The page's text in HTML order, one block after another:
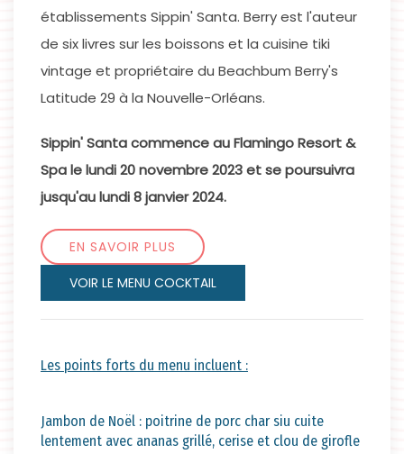
établissements Sippin' Santa. Berry est l'auteur
de six livres sur les boissons et la cuisine tiki
vintage et propriétaire du Beachbum Berry's
Latitude 29 à la Nouvelle-Orléans.
Sippin' Santa commence au Flamingo Resort &
Spa le lundi 20 novembre 2023 et se poursuivra
jusqu'au lundi 8 janvier 2024.
EN SAVOIR PLUS
VOIR LE MENU COCKTAIL
Les points forts du menu incluent :
Jambon de Noël : poitrine de porc char siu cuite
lentement avec ananas grillé, cerise et clou de girofle